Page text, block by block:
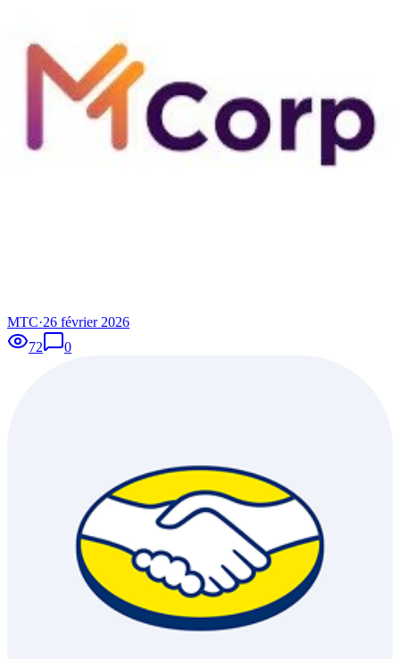
MTC·26 février 2026
72
0